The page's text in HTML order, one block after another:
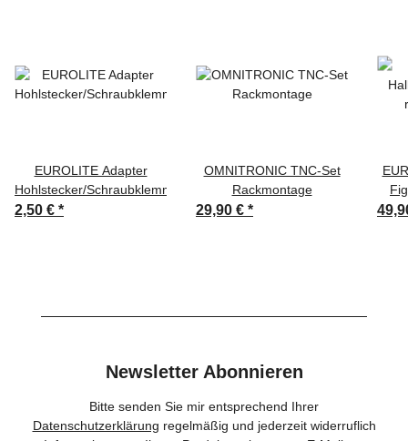
EUROLITE Adapter
Hohlstecker/Schraubklemme
2,50 € *
OMNITRONIC TNC-Set
Rackmontage
29,90 € *
Newsletter Abonnieren
Bitte senden Sie mir entsprechend Ihrer
Datenschutzerklärung regelmäßig und jederzeit widerruflich